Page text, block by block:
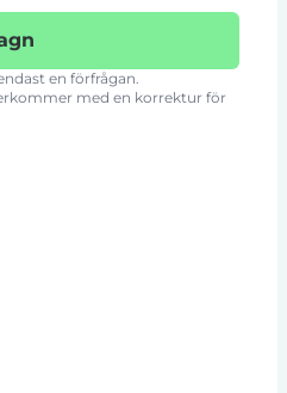
en förfrågan.
med en korrektur för